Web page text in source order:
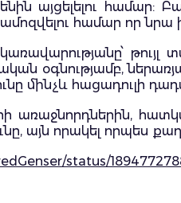
այցելելու
համար որ
օգնությամբ,
մինչև հացադուլի
առաջնորդներին,
այն որակել որպես
status/